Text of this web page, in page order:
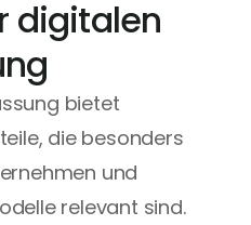
digitalen
bietet
die besonders
und
relevant sind.